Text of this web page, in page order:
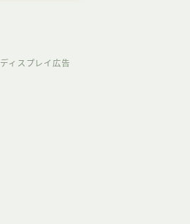
ディスプレイ広告